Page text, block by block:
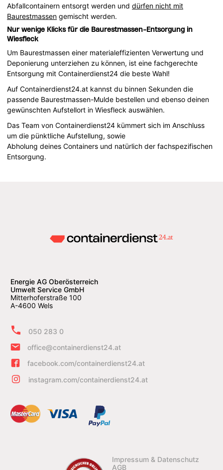
Abfallcontainern entsorgt werden unddürfen nicht mit
Baurestmassen gemischt werden.
Nur wenige Klicks für die Baurestmassen-Entsorgung in
Wiesfleck
Um Baurestmassen einer materialeffizienten Verwertung und
Deponierung unterziehen zu können, ist eine fachgerechte
Entsorgung mit Containerdienst24 die beste Wahl!
Auf Containerdienst24.at kannst du binnen Sekunden die
passende Baurestmassen-Mulde bestellen und ebenso deinen
gewünschten Aufstellort in Wiesfleck auswählen.
Das Team von Containerdienst24 kümmert sich im Anschluss
um die pünktliche Aufstellung, sowie
Abholung deines Containers und natürlich der fachspezifischen
Entsorgung.
Energie AG Oberösterreich
Umwelt Service GmbH
Mitterhoferstraße 100
A-4600 Wels
050 283 0
office@containerdienst24.at
facebook.com/containerdienst24.at
instagram.com/containerdienst24.at
Impressum & Datenschutz
AGB